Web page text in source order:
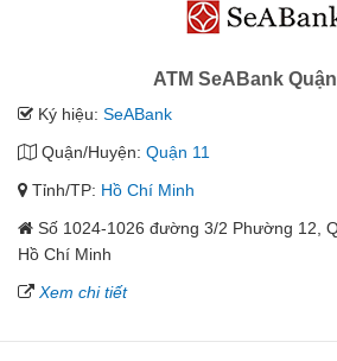
ATM SeABank
Ký hiệu: SeABank
Quận/Huyện: Quận 11
Tỉnh/TP: Hồ Chí Minh
Số 1024-1026 đường 3/2 Phường 12,
Hồ Chí Minh
Xem chi tiết